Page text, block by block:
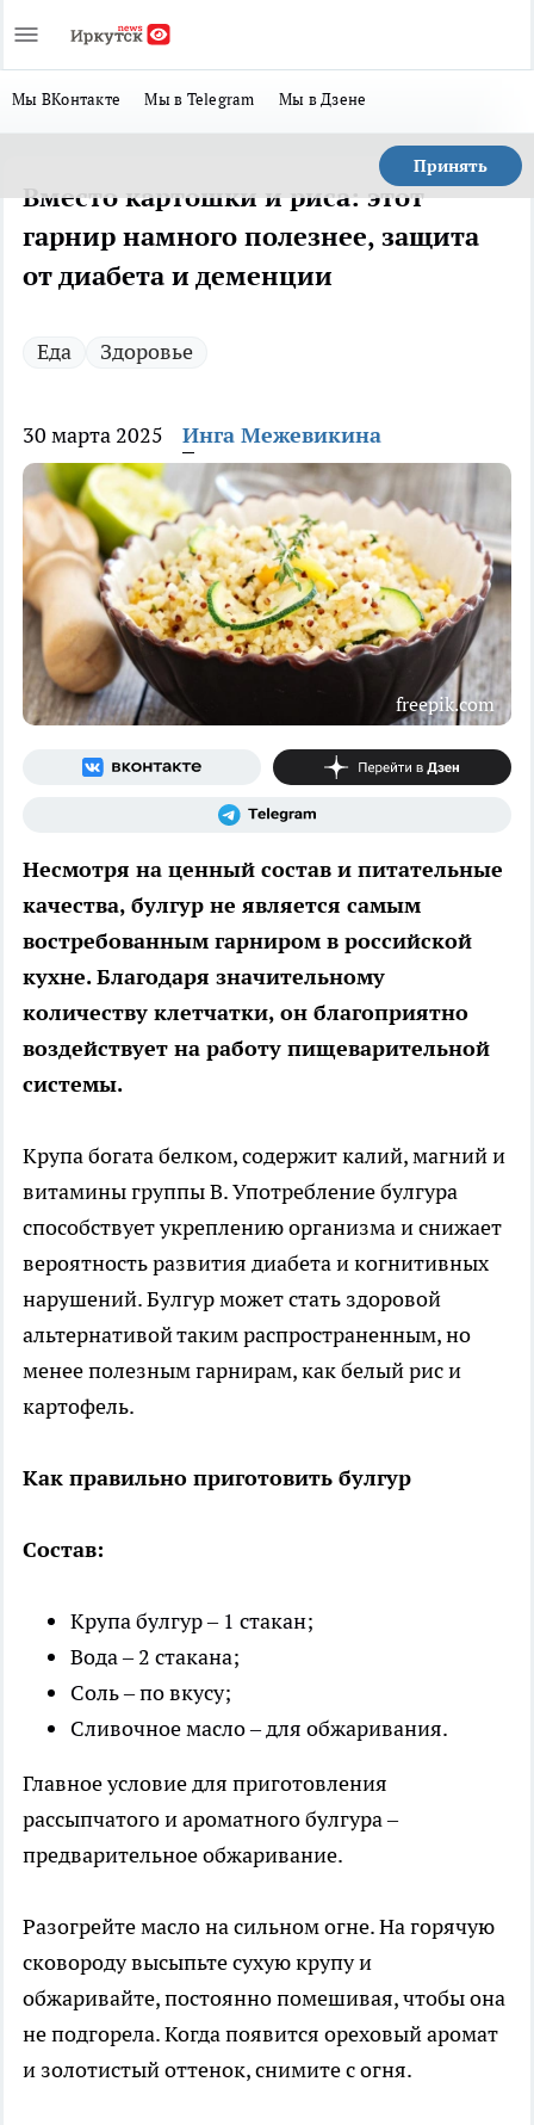
Мы ВКонтакте Мы в Telegram Мы в Дзене
Принять
Вместо картошки и риса: этот
гарнир намного полезнее, защита
от диабета и деменции
Еда Здоровье
30 марта 2025 Инга Межевикина
freepik.com
Несмотря на ценный состав и питательные
качества, булгур не является самым
востребованным гарниром в российской
кухне. Благодаря значительному
количеству клетчатки, он благоприятно
воздействует на работу пищеварительной
системы.
Крупа богата белком, содержит калий, магний и
витамины группы B. Употребление булгура
способствует укреплению организма и снижает
вероятность развития диабета и когнитивных
нарушений. Булгур может стать здоровой
альтернативой таким распространенным, но
менее полезным гарнирам, как белый рис и
картофель.
Как правильно приготовить булгур
Состав:
Крупа булгур – 1 стакан;
Вода – 2 стакана;
Соль – по вкусу;
Сливочное масло – для обжаривания.
Главное условие для приготовления
рассыпчатого и ароматного булгура –
предварительное обжаривание.
Разогрейте масло на сильном огне. На горячую
сковороду высыпьте сухую крупу и
обжаривайте, постоянно помешивая, чтобы она
не подгорела. Когда появится ореховый аромат
и золотистый оттенок, снимите с огня.